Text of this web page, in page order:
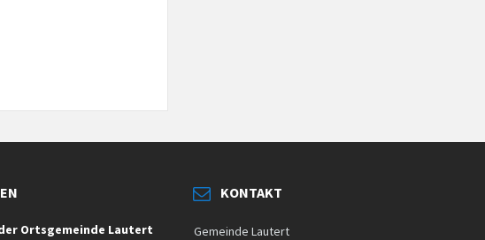
Ortsgemeinde Lautert
KONTAKT
Gemeinde Lautert